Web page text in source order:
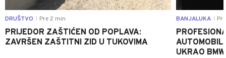
DRUŠTVO Pre 2 min
PRIJEDOR ZAŠTIĆEN OD POPLAVA:
ZAVRŠEN ZAŠTITNI ZID U TUKOVIMA
BANJALUKA
UKRAO